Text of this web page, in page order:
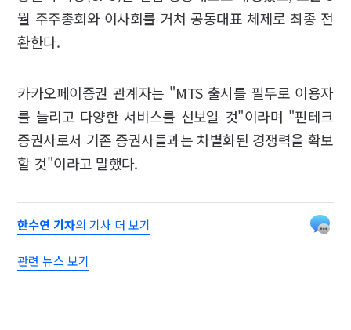
월 주주총회와 이사회를 거쳐 공동대표 체제로 최종 전
환한다.
카카오페이증권 관계자는 "MTS 출시를 필두로 이용자
를 늘리고 다양한 서비스를 선보일 것"이라며 "핀테크
증권사로서 기존 증권사들과는 차별화된 경쟁력을 확보
할 것"이라고 말했다.
한수연 기자의 기사 더 보기
관련 뉴스 보기